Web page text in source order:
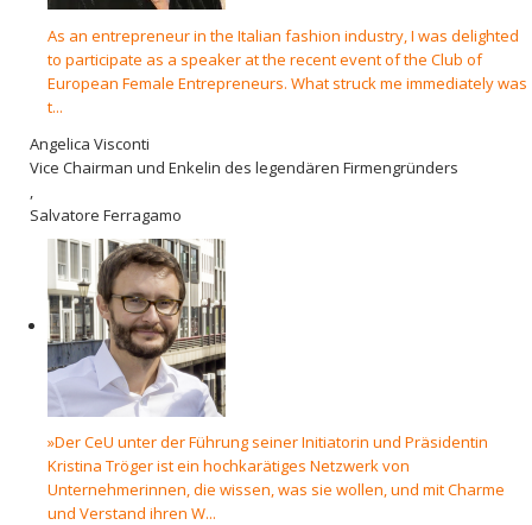
As an entrepreneur in the Italian fashion industry, I was delighted
to participate as a speaker at the recent event of the Club of
European Female Entrepreneurs. What struck me immediately was
t...
Angelica Visconti
Vice Chairman und Enkelin des legendären Firmengründers
Salvatore Ferragamo
»Der CeU unter der Führung seiner Initiatorin und Präsidentin
Kristina Tröger ist ein hochkarätiges Netzwerk von
Unternehmerinnen, die wissen, was sie wollen, und mit Charme
und Verstand ihren W...